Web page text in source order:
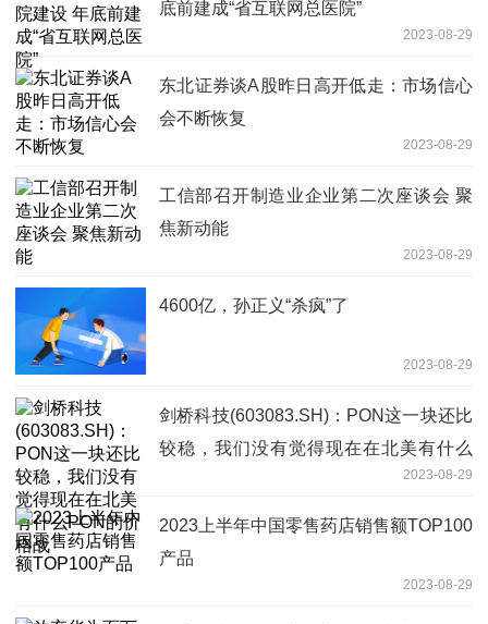
底前建成“省互联网总医院”
2023-08-29
东北证券谈A股昨日高开低走：市场信心
会不断恢复
2023-08-29
工信部召开制造业企业第二次座谈会 聚
焦新动能
2023-08-29
4600亿，孙正义“杀疯”了
2023-08-29
剑桥科技(603083.SH)：PON这一块还比
较稳，我们没有觉得现在在北美有什么
2023-08-29
2023上半年中国零售药店销售额TOP100
产品
2023-08-29